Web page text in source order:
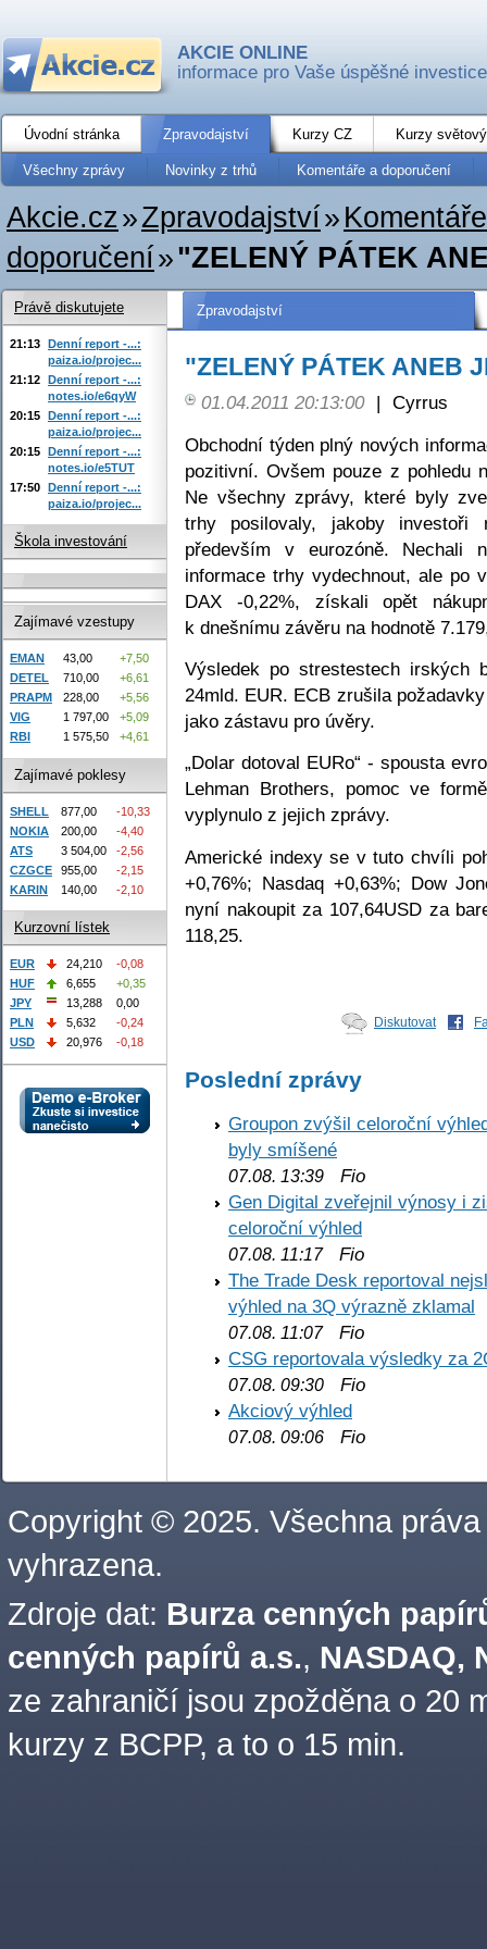
AKCIE ONLINE
informace pro Vaše úspěšné investice
Úvodní stránka Zpravodajství Kurzy CZ Kurzy
Všechny zprávy Novinky z trhů Komentáře a doporučení
Akcie.cz»Zpravodajství»
doporučení»"ZELENÝ PÁTEK
Zpravodajství
"ZELENÝ PÁTEK ANEB
01.04.2011 20:13:00 | Cyrrus
Obchodní týden plný nových
pozitivní. Ovšem pouze z pohledu
Ne všechny zprávy, které byly
trhy posilovaly, jakoby investoři
především v eurozóně.
informace trhy vydechnout, ale po
DAX -0,22%, získali opět
k dnešnímu závěru na hodnotě
Výsledek po strestestech irských
24mld. EUR. ECB zrušila
jako zástavu pro úvěry.
„Dolar dotoval EURo“ - spousta
Lehman Brothers, pomoc ve
vyplynulo z jejich zprávy.
Americké indexy se v tuto chvíli
+0,76%; Nasdaq +0,63%; Dow
nyní nakoupit za 107,64USD za
118,25.
Diskutovat
Poslední zprávy
Groupon zvýšil celoroční
byly smíšené
07.08. 13:39 Fio
Gen Digital zveřejnil výnosy i
celoroční výhled
07.08. 11:17Fio
The Trade Desk reportoval
výhled na 3Q výrazně zklamal
07.08. 11:07Fio
CSG reportovala výsledky za
07.08. 09:30 Fio
Akciový výhled
07.08. 09:06 Fio
Právě diskutujete
21:13 Denní report -...:
paiza.io/projec...
21:12 Denní report -...:
notes.io/e6qyW
20:15 Denní report -...:
paiza.io/projec...
20:15 Denní report -...:
notes.io/e5TUT
17:50 Denní report -...:
paiza.io/projec...
Škola investování
Zajímavé vzestupy
EMAN 43,00
+7,50
DETEL
710,00
+6,61
PRAPM
228,00
+5,56
VIG
1 797,00
+5,09
RBI
1 575,50 +4,61
Zajímavé poklesy
SHELL 877,00
-10,33
NOKIA
200,00
-4,40
ATS
3 504,00
-2,56
CZGCE
955,00
-2,15
KARIN
140,00 -2,10
Kurzovní lístek
EUR 24,210
-0,08
HUF
6,655
+0,35
JPY
13,288
0,00
PLN
5,632
-0,24
USD
20,976 -0,18
Copyright © 2025. Všechna práva
vyhrazena.
Zdroje dat: Burza cenných
cenných papírů a.s., NASDAQ,
ze zahraničí jsou zpožděna o 20
kurzy z BCPP, a to o 15 min.